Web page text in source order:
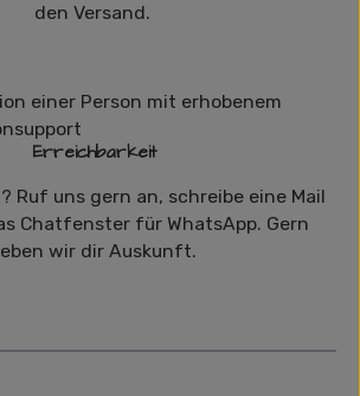
den Versand.
Erreichbarkeit
Ruf uns gern an, schreibe eine Mail
Chatfenster für WhatsApp. Gern
wir dir Auskunft.